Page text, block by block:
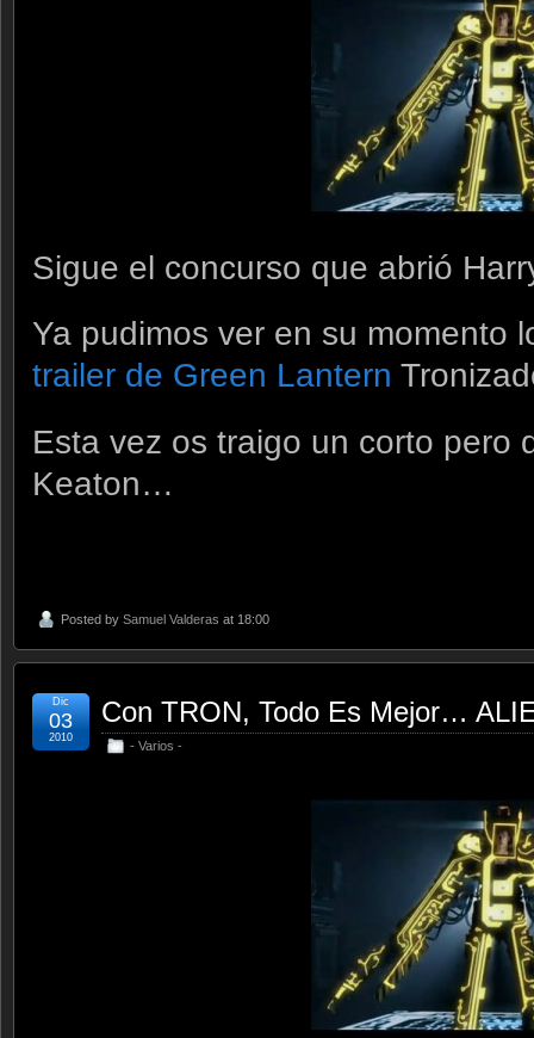
Sigue el concurso que abrió
Ya pudimos ver en su momento
trailer de Green Lantern
Esta vez os traigo un corto pero
Keaton…
Posted by Samuel Valderas at 18:00
Con TRON, Todo Es Mejor…
- Varios -
Dic
03
2010